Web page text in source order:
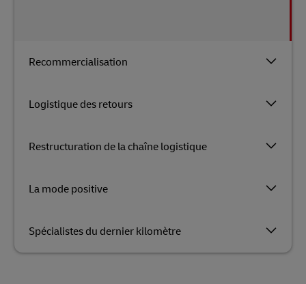
Recommercialisation
Logistique des retours
Restructuration de la chaîne logistique
La mode positive
Spécialistes du dernier kilomètre